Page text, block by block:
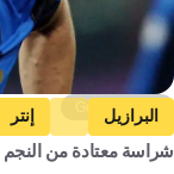
Getty Images
البرازيل إنتر
شراسة معتادة من النجم